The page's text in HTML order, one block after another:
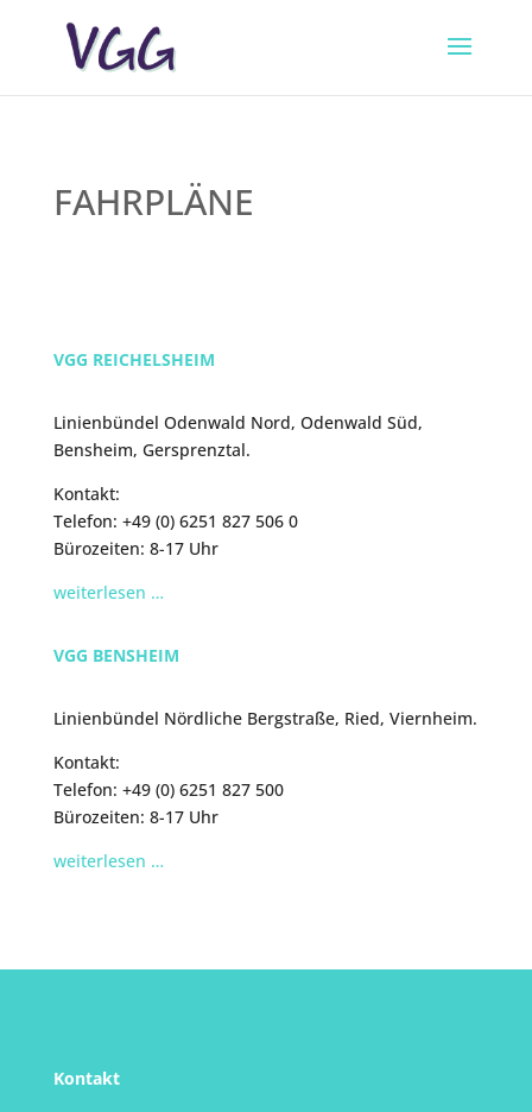
FAHRPLÄNE
VGG REICHELSHEIM
Linienbündel Odenwald Nord, Odenwald Süd,
Bensheim, Gersprenztal.
Kontakt:
Telefon: +49 (0) 6251 827 506 0
Bürozeiten: 8-17 Uhr
weiterlesen …
VGG BENSHEIM
Linienbündel Nördliche Bergstraße, Ried, Viernheim.
Kontakt:
Telefon: +49 (0) 6251 827 500
Bürozeiten: 8-17 Uhr
weiterlesen …
Kontakt